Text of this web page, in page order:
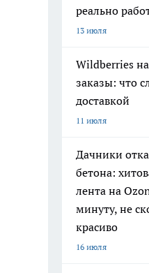
реально
13 июля
Wildberries
заказы: что
доставкой
11 июля
Дачники
бетона:
лента на
минуту, не
красиво
16 июля